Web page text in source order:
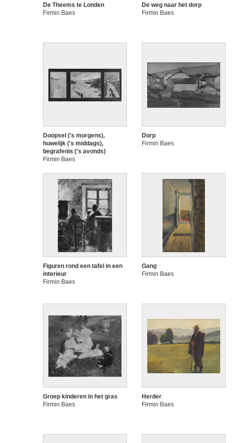
De Theems te Londen
Firmin Baes
De weg naar het dorp
Firmin Baes
Doopsel ('s morgens),
huwelijk ('s middags),
begrafenis ('s avonds)
Firmin Baes
Dorp
Firmin Baes
Figuren rond een tafel in een
interieur
Firmin Baes
Gang
Firmin Baes
Groep kinderen in het gras
Firmin Baes
Herder
Firmin Baes